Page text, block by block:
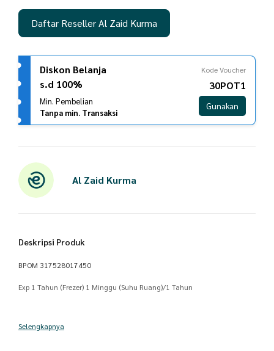
Daftar Reseller Al Zaid Kurma
Diskon Belanja
s.d 100%
Min. Pembelian
Tanpa min. Transaksi
Kode Voucher
30POT1
Gunakan
Al Zaid Kurma
Deskripsi Produk
BPOM 317528017450
Exp 1 Tahun (Frezer) 1 Minggu (Suhu Ruang)/1 Tahun
Assalamualaikum Wr.Wb
Selengkapnya